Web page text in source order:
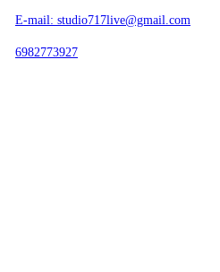
E-mail: studio717live@gmail.com
6982773927